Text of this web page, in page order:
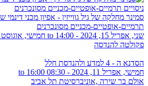
סמינר מחלקה של גיל גווייזין - אפיון מכני דינמי
תרמיים-אופטיים-מכניים מסונכרנים
שני, אפריל 15, 2024 - 14:00
חמישי, אוגוסט 6, 2026 - 15:17
פקולטה להנדסה
הסדנא ה - 4 למדע ולהנדסת חלל
חמישי, אפריל 11, 2024 -
08:30
16:00
אולם בר שירה ,אוניברסיטת תל אביב